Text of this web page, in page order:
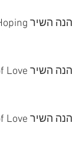
הנה השיר Crying, Waiting, Hoping בביצוע הביטלס:
הנה השיר Words of Love בביצוע באדי הולי:
הנה השיר Words of Love בביצוע הביטלס: